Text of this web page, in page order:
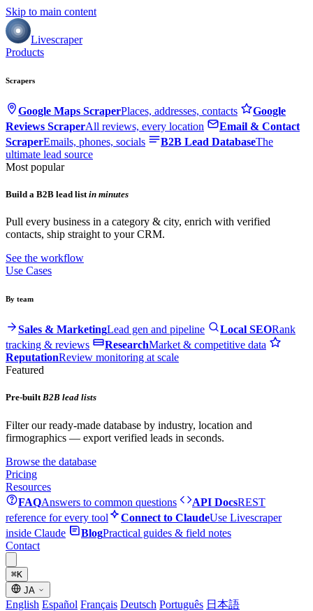
Skip to main content
Livescraper
Products
Scrapers
Google Maps ScraperPlaces, addresses, contacts
Google
Reviews ScraperAll reviews, every location
Email & Contact
ScraperEmails, phones, socials B2B Lead DatabaseThe
ultimate lead source
Most popular
Build a B2B lead listin minutes
Pull every business in a category & city, enrich with verified
contacts, ship straight to your CRM.
See the workflow
Use Cases
By team
Sales & MarketingLead gen and pipeline Local SEORank
tracking & reviews
ResearchMarket & competitive data
ReputationReview monitoring at scale
Featured
Pre-builtB2B lead lists
Filter our ready-made database by industry, location and
firmographics — export verified leads in seconds.
Browse the database
Pricing
Resources
FAQAnswers to common questions API DocsREST
reference for every tool
Connect to ClaudeUse Livescraper
inside Claude
BlogPractical guides & field notes
Contact
⌘K
JA
English Español Français Deutsch Português 日本語